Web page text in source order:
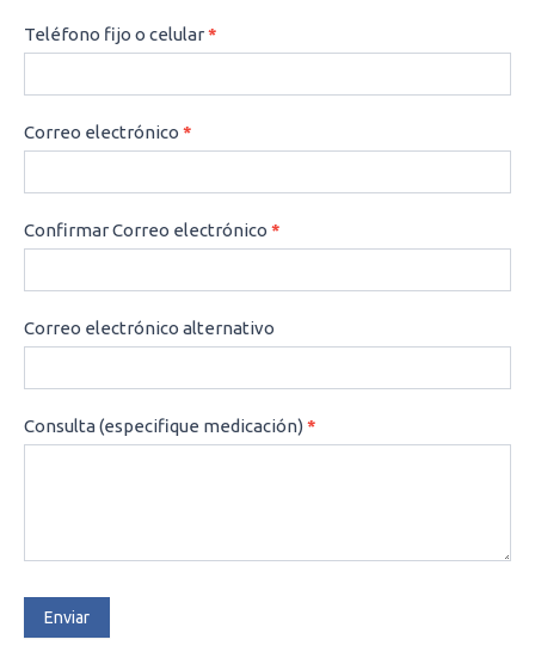
Teléfono fijo o celular*
Correo electrónico *
Confirmar Correo electrónico *
Correo electrónico alternativo
Consulta (especifique medicación)*
Enviar